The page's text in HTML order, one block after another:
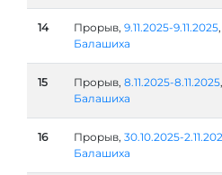
14 Прорыв, 9.11.2025-9.11.2025,
Балашиха
15 Прорыв, 8.11.2025-8.11.2025,
Балашиха
16 Прорыв, 30.10.2025-
Балашиха